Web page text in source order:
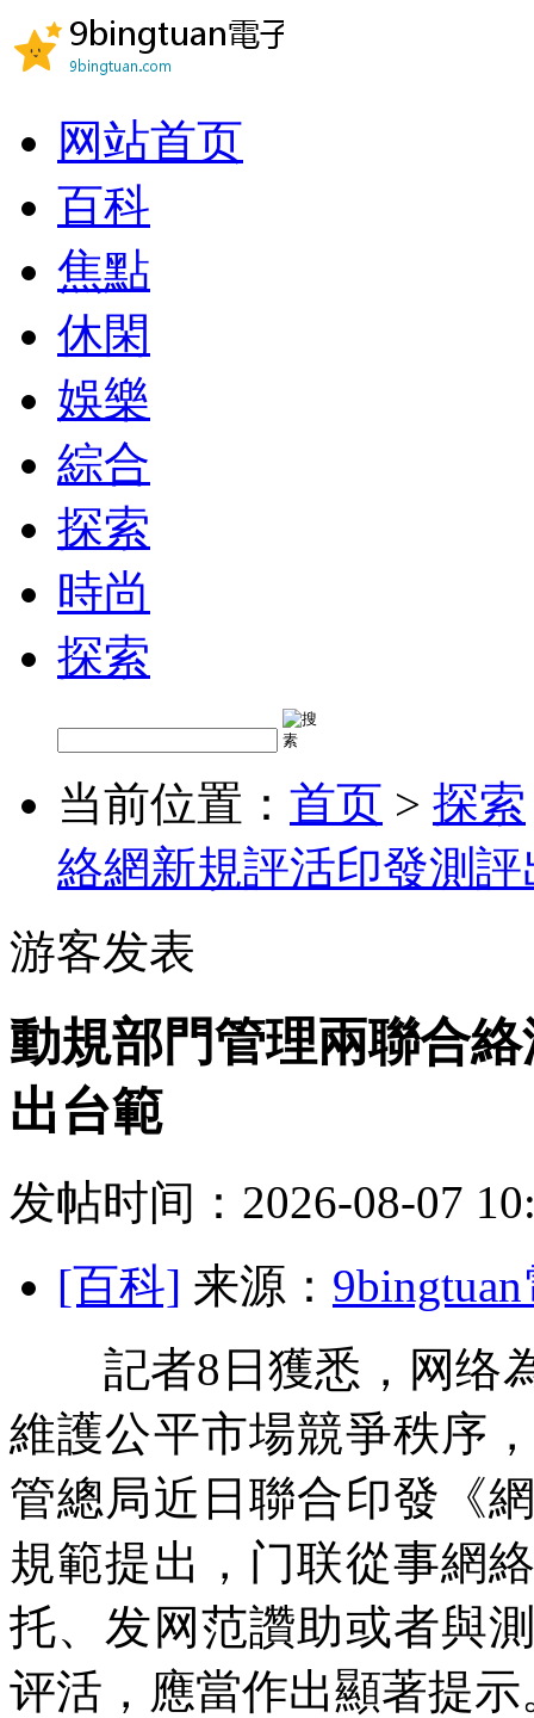
网站首页
百科
焦點
休閑
娛樂
綜合
探索
時尚
探索
当前位置： 首页 > 探索
絡網新規評活印發測
游客发表
動規部門管理兩聯合
出台範
发帖时间：2026-08-07
[百科] 来源：
記者8日獲悉，网络為
維護公平市場競爭秩序
管總局近日聯合印發《
規範提出，门联從事網
托、发网范讚助或者與
评活，應當作出顯著提示